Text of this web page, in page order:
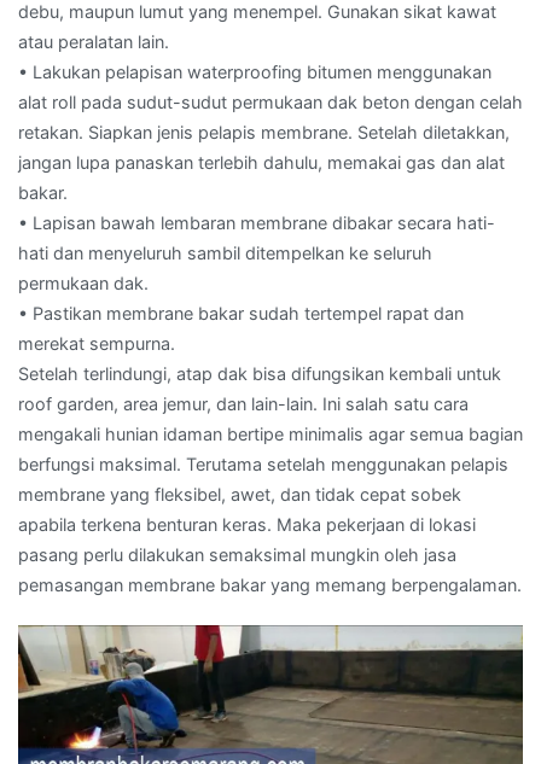
debu, maupun lumut yang menempel. Gunakan sikat kawat
atau peralatan lain.
• Lakukan pelapisan waterproofing bitumen menggunakan
alat roll pada sudut-sudut permukaan dak beton dengan celah
retakan. Siapkan jenis pelapis membrane. Setelah diletakkan,
jangan lupa panaskan terlebih dahulu, memakai gas dan alat
bakar.
• Lapisan bawah lembaran membrane dibakar secara hati-
hati dan menyeluruh sambil ditempelkan ke seluruh
permukaan dak.
• Pastikan membrane bakar sudah tertempel rapat dan
merekat sempurna.
Setelah terlindungi, atap dak bisa difungsikan kembali untuk
roof garden, area jemur, dan lain-lain. Ini salah satu cara
mengakali hunian idaman bertipe minimalis agar semua bagian
berfungsi maksimal. Terutama setelah menggunakan pelapis
membrane yang fleksibel, awet, dan tidak cepat sobek
apabila terkena benturan keras. Maka pekerjaan di lokasi
pasang perlu dilakukan semaksimal mungkin oleh jasa
pemasangan membrane bakar yang memang berpengalaman.